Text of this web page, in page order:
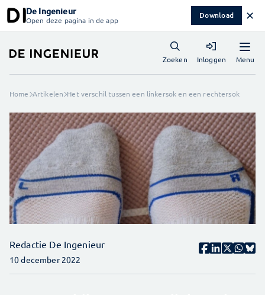
De Ingenieur
Open deze pagina in de app Download ✕
Menu
Zoeken Inloggen
Home Artikelen Het verschil tussen een linkersok en een rechtersok
Redactie De Ingenieur
10 december 2022